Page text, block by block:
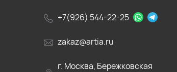
+7(926) 544-22-25
zakaz@artia.ru
г. Москва, Бережковская